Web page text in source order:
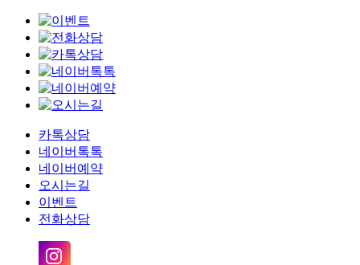
카톡상담
네이버톡톡
네이버예약
오시는길
이벤트
전화상담